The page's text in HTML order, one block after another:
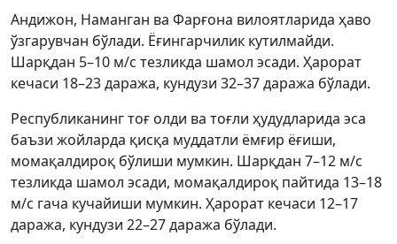
Андижон, Наманган ва Фарғона вилоятларида ҳаво
ўзгарувчан бўлади. Ёғингарчилик кутилмайди.
Шарқдан 5–10 м/с тезликда шамол эсади. Ҳарорат
кечаси 18–23 даража, кундузи 32–37 даража бўлади.
Республиканинг тоғ олди ва тоғли ҳудудларида эса
баъзи жойларда қисқа муддатли ёмғир ёғиши,
момақалдироқ бўлиши мумкин. Шарқдан 7–12 м/с
тезликда шамол эсади, момақалдироқ пайтида 13–18
м/с гача кучайиши мумкин. Ҳарорат кечаси 12–17
даража, кундузи 22–27 даража бўлади.